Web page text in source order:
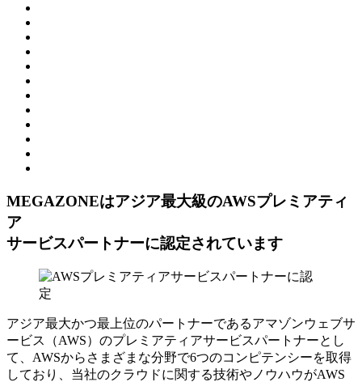
MEGAZONEはアジア最⼤級のAWSプレミアティ
ア
サービスパートナーに認定されています
アジア最大かつ最上位のパートナーであるアマゾンウェブサ
ービス（AWS）のプレミアティアサービスパートナーとし
て、AWSからさまざまな分野で6つのコンピテンシーを取得
しており、当社のクラウドに関する技術やノウハウがAWS